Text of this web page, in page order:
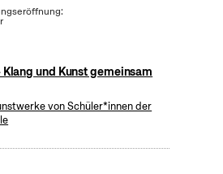
und Kunst gemeinsam
von Schüler*innen der